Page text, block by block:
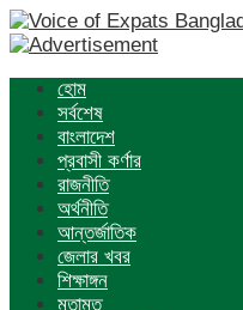
হোম
সর্বশেষ
বাংলাদেশ
প্রবাসী কর্ণার
রাজনীতি
অর্থনীতি
আন্তর্জাতিক
জেলার খবর
শিক্ষাঙ্গন
মতামত